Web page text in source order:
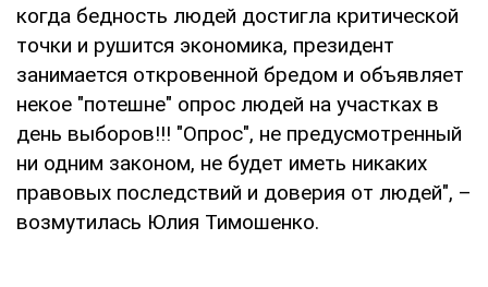
когда бедность людей достигла критической
точки и рушится экономика, президент
занимается откровенной бредом и объявляет
некое "потешне" опрос людей на участках в
день выборов!!! "Опрос", не предусмотренный
ни одним законом, не будет иметь никаких
правовых последствий и доверия от людей", –
возмутилась Юлия Тимошенко.